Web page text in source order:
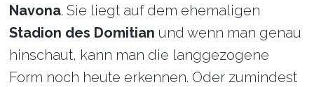
Navona. Sie liegt auf dem ehemaligen
Stadion des Domitian und wenn man genau
hinschaut, kann man die langgezogene
Form noch heute erkennen. Oder zumindest